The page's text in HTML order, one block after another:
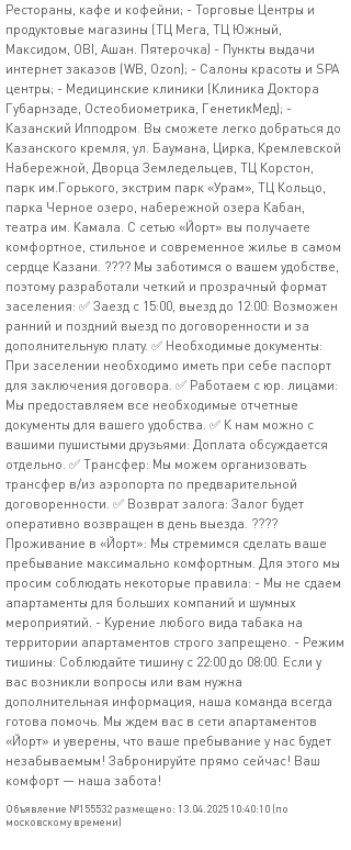
Рестораны, кафе и кофейни; - Торговые Центры и
продуктовые магазины (ТЦ Мега, ТЦ Южный,
Максидом, OBI, Ашан. Пятерочка) - Пункты выдачи
интернет заказов (WB, Ozon); - Салоны красоты и SPA
центры; - Медицинские клиники (Клиника Доктора
Губарнзаде, Остеобиометрика, ГенетикМед); -
Казанский Ипподром. Вы сможете легко добраться до
Казанского кремля, ул. Баумана, Цирка, Кремлевской
Набережной, Дворца Земледельцев, ТЦ Корстон,
парк им.Горького, экстрим парк «Урам», ТЦ Кольцо,
парка Черное озеро, набережной озера Кабан,
театра им. Камала. С сетью «Йорт» вы получаете
комфортное, стильное и современное жилье в самом
сердце Казани. ???? Мы заботимся о вашем удобстве,
поэтому разработали четкий и прозрачный формат
заселения: ✅ Заезд с 15:00, выезд до 12:00: Возможен
ранний и поздний выезд по договоренности и за
дополнительную плату. ✅ Необходимые документы:
При заселении необходимо иметь при себе паспорт
для заключения договора. ✅ Работаем с юр. лицами:
Мы предоставляем все необходимые отчетные
документы для вашего удобства. ✅ К нам можно с
вашими пушистыми друзьями: Доплата обсуждается
отдельно. ✅ Трансфер: Мы можем организовать
трансфер в/из аэропорта по предварительной
договоренности. ✅ Возврат залога: Залог будет
оперативно возвращен в день выезда. ????
Проживание в «Йорт»: Мы стремимся сделать ваше
пребывание максимально комфортным. Для этого мы
просим соблюдать некоторые правила: - Мы не сдаем
апартаменты для больших компаний и шумных
мероприятий. - Курение любого вида табака на
территории апартаментов строго запрещено. - Режим
тишины: Соблюдайте тишину с 22:00 до 08:00. Если у
вас возникли вопросы или вам нужна
дополнительная информация, наша команда всегда
готова помочь. Мы ждем вас в сети апартаментов
«Йорт» и уверены, что ваше пребывание у нас будет
незабываемым! Забронируйте прямо сейчас! Ваш
комфорт — наша забота!
Объявление №155532 размещено: 13.04.2025 10:40:10 (по
московскому времени)